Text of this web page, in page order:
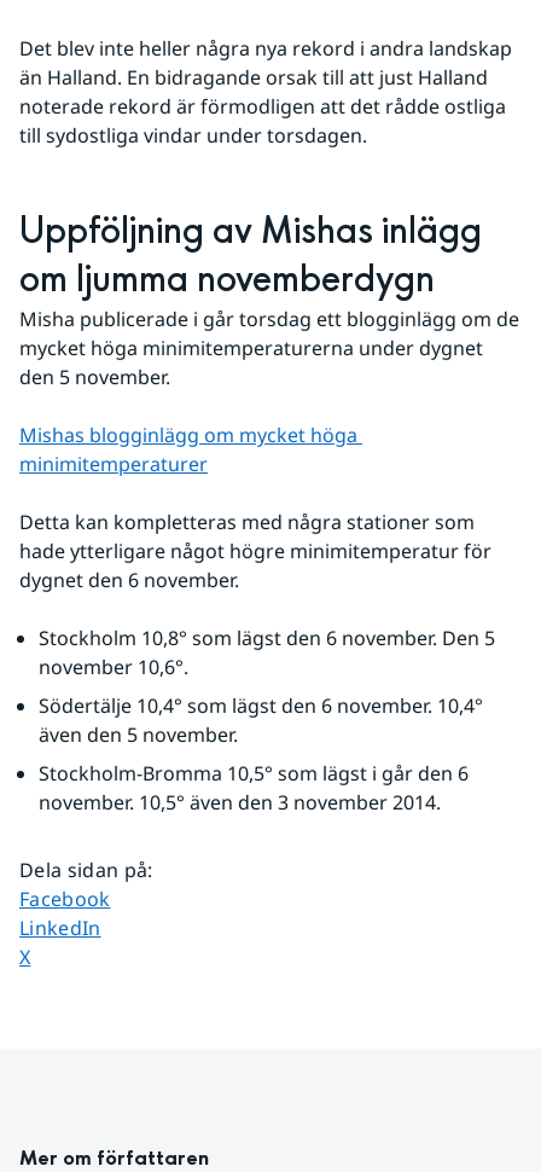
Det blev inte heller några nya rekord i andra landskap
än Halland. En bidragande orsak till att just Halland
noterade rekord är förmodligen att det rådde ostliga
till sydostliga vindar under torsdagen.
Uppföljning av Mishas inlägg
om ljumma novemberdygn
Misha publicerade i går torsdag ett blogginlägg om de
mycket höga minimitemperaturerna under dygnet
den 5 november.
Mishas blogginlägg om mycket höga
minimitemperaturer
Detta kan kompletteras med några stationer som
hade ytterligare något högre minimitemperatur för
dygnet den 6 november.
Stockholm 10,8° som lägst den 6 november. Den 5
november 10,6°.
Södertälje 10,4° som lägst den 6 november. 10,4°
även den 5 november.
Stockholm-Bromma 10,5° som lägst i går den 6
november. 10,5° även den 3 november 2014.
Dela sidan på:
Dela sidan på
Facebook
Dela sidan på
LinkedIn
Dela sidan på
X
Mer om författaren